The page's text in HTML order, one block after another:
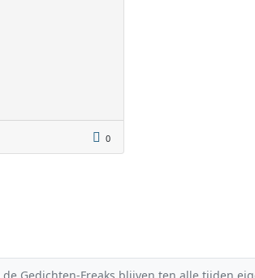
0